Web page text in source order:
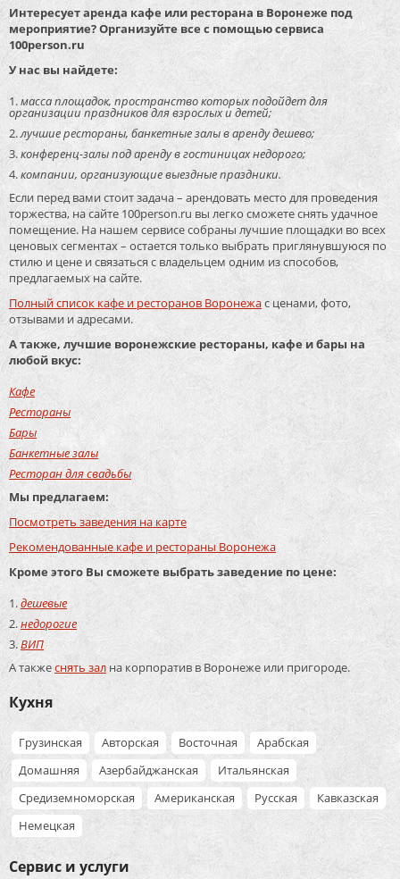
Интересует аренда кафе или ресторана в Воронеже под
мероприятие? Организуйте все с помощью сервиса
100person.ru
У нас вы найдете:
масса площадок, пространство которых подойдет для
организации праздников для взрослых и детей;
лучшие рестораны, банкетные залы в аренду дешево;
конференц-залы под аренду в гостиницах недорого;
компании, организующие выездные праздники.
Если перед вами стоит задача – арендовать место для проведения
торжества, на сайте 100person.ru вы легко сможете снять удачное
помещение. На нашем сервисе собраны лучшие площадки во всех
ценовых сегментах – остается только выбрать приглянувшуюся по
стилю и цене и связаться с владельцем одним из способов,
предлагаемых на сайте.
Полный список кафе и ресторанов Воронежас ценами, фото,
отзывами и адресами.
А также, лучшие воронежские рестораны, кафе и бары на
любой вкус:
Кафе
Рестораны
Бары
Банкетные залы
Ресторан для свадьбы
Мы предлагаем:
Посмотреть заведения на карте
Рекомендованные кафе и рестораны Воронежа
Кроме этого Вы сможете выбрать заведение по цене:
дешевые
недорогие
ВИП
А такжеснять зал на корпоратив в Воронеже или пригороде.
Кухня
Грузинская Авторская Восточная
Арабская
Домашняя
Азербайджанская
Итальянская
Средиземноморская
Американская Русская
Кавказская
Немецкая
Сервис и услуги